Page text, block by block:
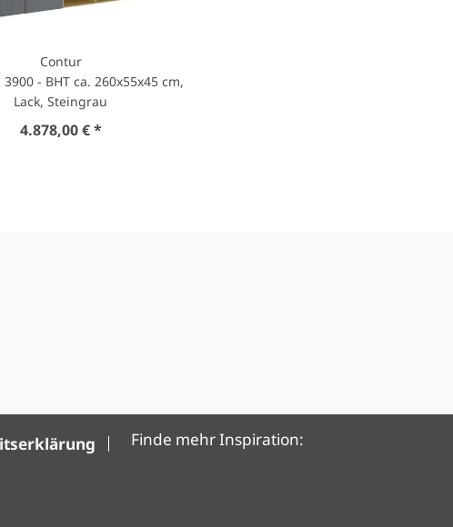
Contur
- BHT ca. 260x55x45 cm,
Lack, Steingrau
4.878,00 € *
Finde mehr Inspiration: